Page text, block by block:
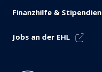
Finanzhilfe & Stipendien
Jobs an der EHL